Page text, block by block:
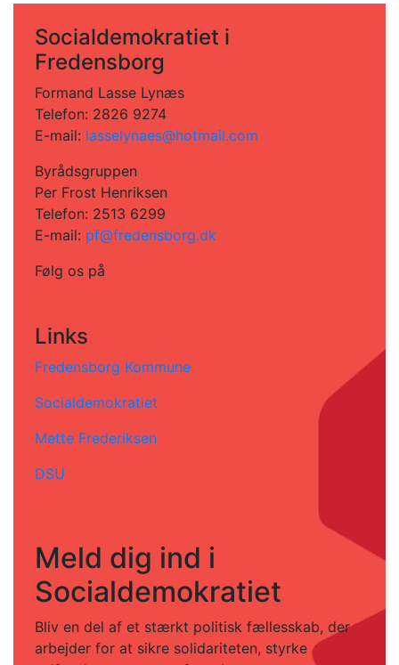
Socialdemokratiet i
Fredensborg
Formand Lasse Lynæs
Telefon: 2826 9274
E-mail: lasselynaes@hotmail.com
Byrådsgruppen
Per Frost Henriksen
Telefon: 2513 6299
E-mail: pf@fredensborg.dk
Følg os på
Links
Fredensborg Kommune
Socialdemokratiet
Mette Frederiksen
DSU
Meld dig ind i
Socialdemokratiet
Bliv en del af et stærkt politisk fællesskab, der
arbejder for at sikre solidariteten, styrke